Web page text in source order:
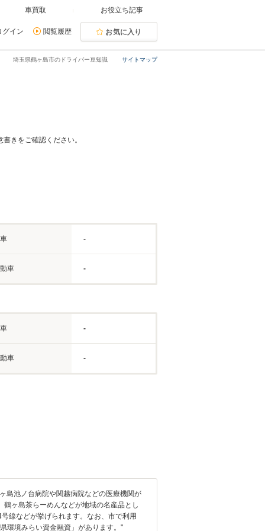
車買取 お役立ち記事
グイン 閲覧履歴 お気に入り
サイトマップ
埼玉県鶴ヶ島市のドライバー豆知識
きをご確認ください。
-
車 -
-
車 -
島池ノ台病院や関越病院などの医療機関が
ヶ島茶らーめんなどが地域の名産品とし
線などが挙げられます。なお、市で利用
環境みらい資金融資」があります。"